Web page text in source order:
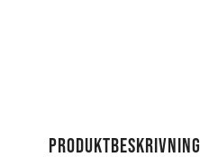
PRODUKTBESKRIVNING